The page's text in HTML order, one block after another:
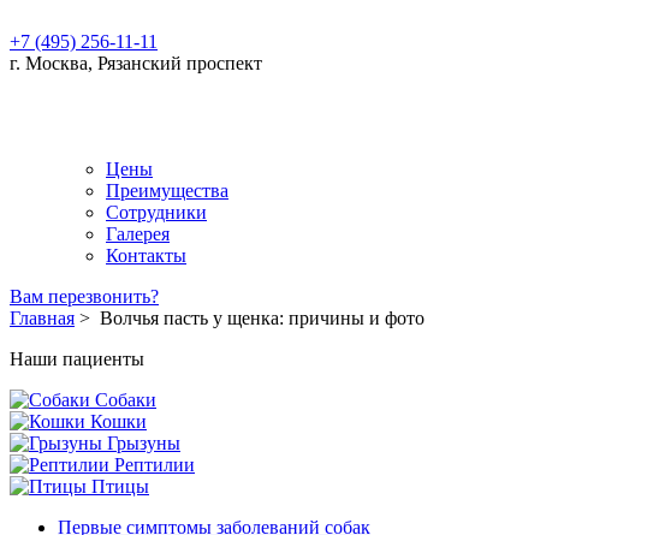
+7 (495) 256-11-11
г. Москва, Рязанский проспект
Цены
Преимущества
Сотрудники
Галерея
Контакты
Вам перезвонить?
Главная > Волчья пасть у щенка: причины и фото
Наши пациенты
Собаки
Кошки
Грызуны
Рептилии
Птицы
Первые симптомы заболеваний собак